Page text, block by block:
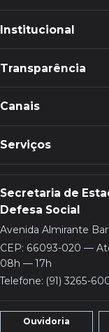
Institucional
Transparência
Canais
Serviços
Secretaria de
Defesa Social
Avenida Almirante
CEP: 66093-020 —
08h — 17h
Telefone: (91) 3265-
Ouvidoria